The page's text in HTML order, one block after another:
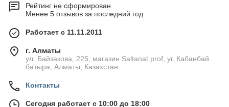
Рейтинг не сформирован
Менее 5 отзывов за последний год
Работает с 11.11.2011
г. Алматы
ул. Байзакова, 225, магазин Saltanat prof, уг. Кабанбай
батыра, Алматы, Казахстан
Контакты
Сегодня работает с 10:00 до 18:00